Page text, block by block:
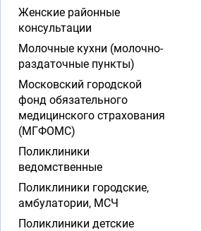
Женские районные
консультации
Молочные кухни (молочно-
раздаточные пункты)
Московский городской
фонд обязательного
медицинского страхования
(МГФОМС)
Поликлиники
ведомственные
Поликлиники городские,
амбулатории, МСЧ
Поликлиники детские